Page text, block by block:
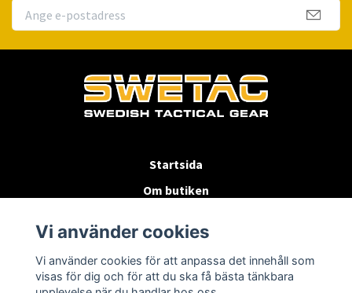
Startsida
Om butiken
Byten & Returer
Kontakta oss
Vi använder cookies
Vi använder cookies för att anpassa det innehåll som
visas för dig och för att du ska få bästa tänkbara